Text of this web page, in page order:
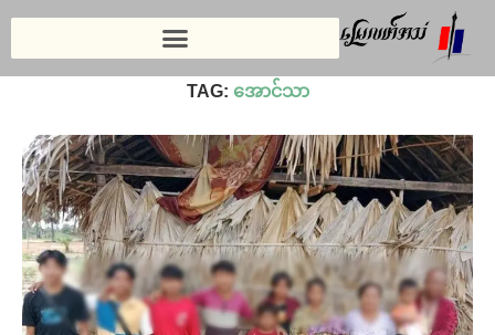
TAG: အောင်သာ